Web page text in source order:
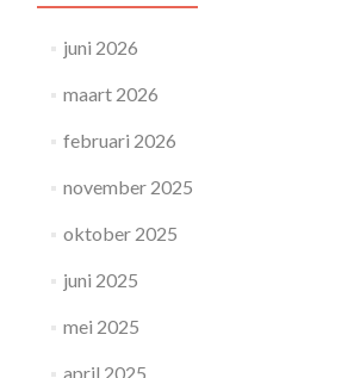
juni 2026
maart 2026
februari 2026
november 2025
oktober 2025
juni 2025
mei 2025
april 2025